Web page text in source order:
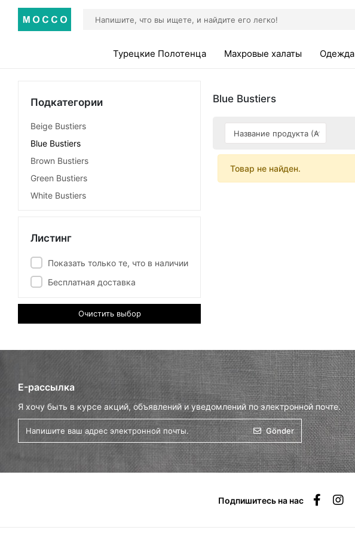
Турецкие Полотенца Махровые халаты Одежда
Подкатегории
Beige Bustiers
Blue Bustiers
Brown Bustiers
Green Bustiers
White Bustiers
Листинг
Показать только те, что в наличии
Бесплатная доставка
Очистить выбор
Blue Bustiers
Товар не найден.
E-рассылка
Я хочу быть в курсе акций, объявлений и уведомлений по электронной почте.
Gönder
Подпишитесь на нас